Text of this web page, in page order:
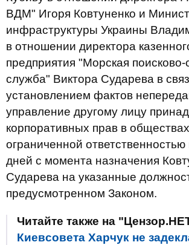
ВДМ" Игоря Ковтуненко и
инфраструктуры Украины
в отношении директора
предприятия "Морская поисково-
служба" Виктора Сударева в
установлением фактов
управление другому лицу
корпоративных прав в
ограниченной ответственностью
дней с момента назначения
Сударева на указанные
предусмотренном Законом.
Читайте также на
Киевсовета Харчук не